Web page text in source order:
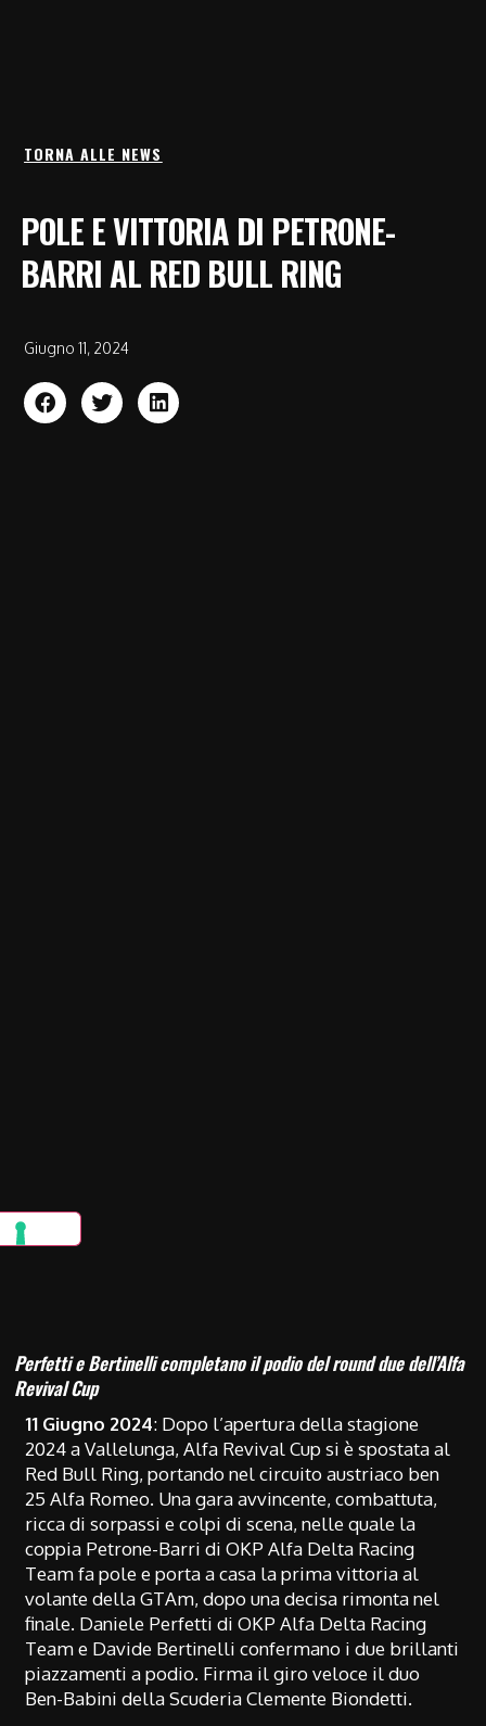
TORNA ALLE NEWS
POLE E VITTORIA DI PETRONE-
BARRI AL RED BULL RING
Giugno 11, 2024
Perfetti e Bertinelli completano il podio del round due dell’Alfa
Revival Cup
11 Giugno 2024: Dopo l’apertura della stagione
2024 a Vallelunga, Alfa Revival Cup si è spostata al
Red Bull Ring, portando nel circuito austriaco ben
25 Alfa Romeo. Una gara avvincente, combattuta,
ricca di sorpassi e colpi di scena, nelle quale la
coppia Petrone-Barri di OKP Alfa Delta Racing
Team fa pole e porta a casa la prima vittoria al
volante della GTAm, dopo una decisa rimonta nel
finale. Daniele Perfetti di OKP Alfa Delta Racing
Team e Davide Bertinelli confermano i due brillanti
piazzamenti a podio. Firma il giro veloce il duo
Ben-Babini della Scuderia Clemente Biondetti.